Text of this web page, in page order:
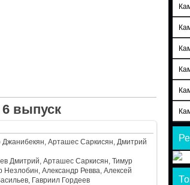
выпуск
Джанибекян, Арташес Саркисян, Дмитрий
Дмитрий, Арташес Саркисян, Тимур
Александр Ревва, Алексей
Гавриил Гордеев